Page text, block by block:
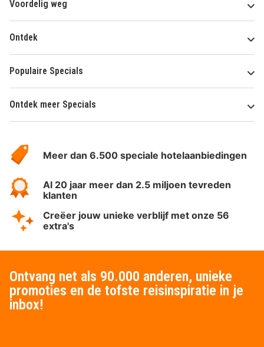
Voordelig weg
Ontdek
Populaire Specials
Ontdek meer Specials
HotelSpecials
Meer dan 6.500 speciale hotelaanbiedingen
Al 20 jaar meer dan 2.5 miljoen tevreden
klanten
Creëer jouw unieke verblijf met onze 56
extra's
Ontvang net als 90.000 anderen, unieke
promoties en de tofste reisinspiratie in je
inbox!